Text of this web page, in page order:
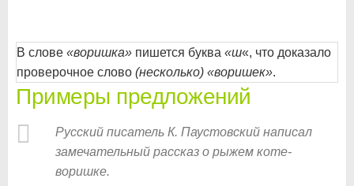
В слове «воришка» пишется буква «ш«, что доказало
проверочное слово (несколько) «воришек».
Примеры предложений
Русский писатель К. Паустовский написал
замечательный рассказ о рыжем коте-
воришке.